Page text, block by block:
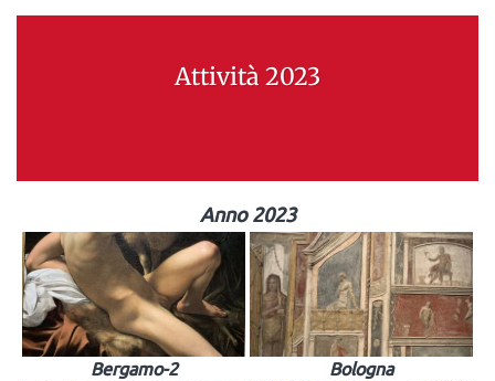
Attività 2023
Anno 2023
Bergamo-2 Bologna